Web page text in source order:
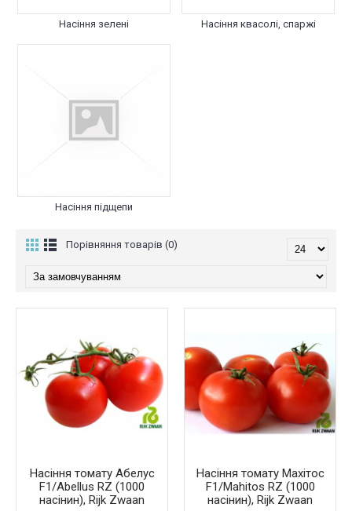
Насіння зелені Насіння квасолі, спаржі
Насіння підщепи
Порівняння товарів (0)
Насіння томату Абелус
F1/Abellus RZ (1000
насінин), Rijk Zwaan
Насіння томату Махітос
F1/Mahitos RZ (1000
насінин), Rijk Zwaan